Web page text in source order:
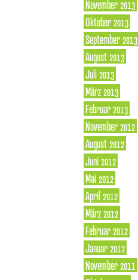
November 2013
Oktober 2013
September 2013
August 2013
Juli 2013
März 2013
Februar 2013
November 2012
August 2012
Juni 2012
Mai 2012
April 2012
März 2012
Februar 2012
Januar 2012
November 2011